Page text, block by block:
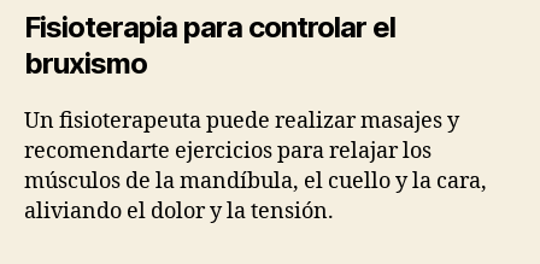
Fisioterapia para controlar el
bruxismo
Un fisioterapeuta puede realizar masajes y
recomendarte ejercicios para relajar los
músculos de la mandíbula, el cuello y la cara,
aliviando el dolor y la tensión.